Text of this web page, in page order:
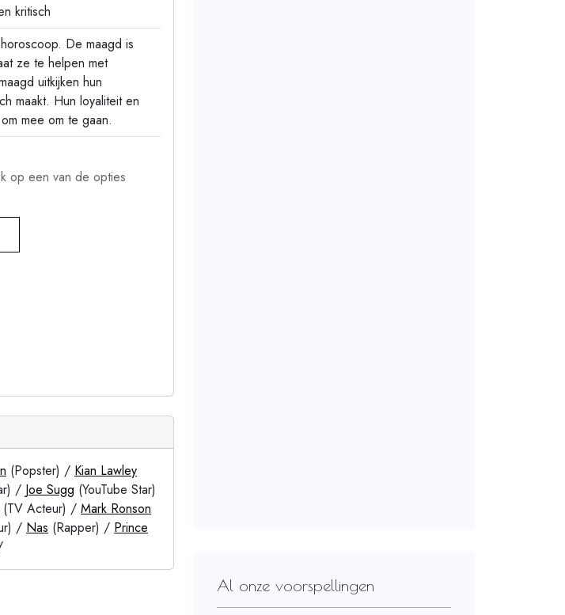
kritisch
De maagd is
ze te helpen met
uitkijken hun
maakt. Hun loyaliteit en
mee om te gaan.
op een van de opties
(Popster) / Kian Lawley
/ Joe Sugg (YouTube Star)
(TV Acteur) / Mark Ronson
/ Nas (Rapper) / Prince
Al onze voorspellingen